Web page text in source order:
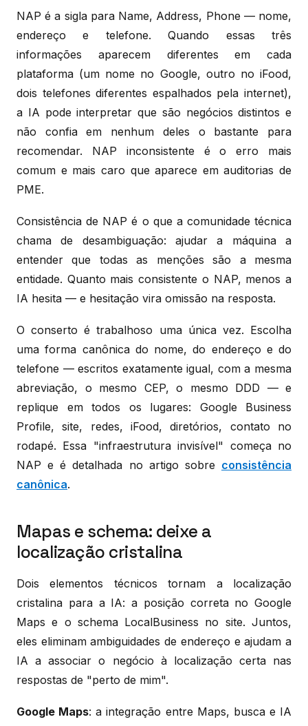
NAP é a sigla para Name, Address, Phone — nome,
endereço e telefone. Quando essas três
informações aparecem diferentes em cada
plataforma (um nome no Google, outro no iFood,
dois telefones diferentes espalhados pela internet),
a IA pode interpretar que são negócios distintos e
não confia em nenhum deles o bastante para
recomendar. NAP inconsistente é o erro mais
comum e mais caro que aparece em auditorias de
PME.
Consistência de NAP é o que a comunidade técnica
chama de desambiguação: ajudar a máquina a
entender que todas as menções são a mesma
entidade. Quanto mais consistente o NAP, menos a
IA hesita — e hesitação vira omissão na resposta.
O conserto é trabalhoso uma única vez. Escolha
uma forma canônica do nome, do endereço e do
telefone — escritos exatamente igual, com a mesma
abreviação, o mesmo CEP, o mesmo DDD — e
replique em todos os lugares: Google Business
Profile, site, redes, iFood, diretórios, contato no
rodapé. Essa "infraestrutura invisível" começa no
NAP e é detalhada no artigo sobre consistência
canônica.
Mapas e schema: deixe a
localização cristalina
Dois elementos técnicos tornam a localização
cristalina para a IA: a posição correta no Google
Maps e o schema LocalBusiness no site. Juntos,
eles eliminam ambiguidades de endereço e ajudam a
IA a associar o negócio à localização certa nas
respostas de "perto de mim".
Google Maps: a integração entre Maps, busca e IA